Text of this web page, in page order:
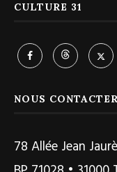
CULTURE 31
NOUS CONTACTER
78 Allée Jean